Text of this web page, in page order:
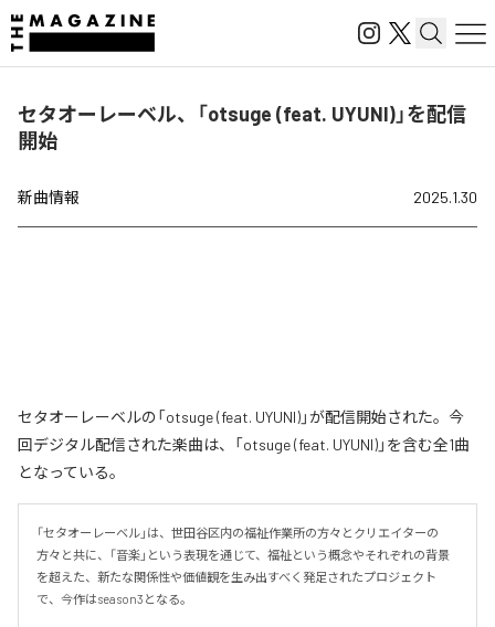
セタオーレーベル、「otsuge (feat. UYUNI)」を配信
開始
新曲情報 2025.1.30
セタオーレーベルの「otsuge (feat. UYUNI)」が配信開始された。今
回デジタル配信された楽曲は、「otsuge (feat. UYUNI)」を含む全1曲
となっている。
「セタオーレーベル」は、世田谷区内の福祉作業所の方々とクリエイターの
方々と共に、「音楽」という表現を通じて、福祉という概念やそれぞれの背景
を超えた、新たな関係性や価値観を生み出すべく発足されたプロジェクト
で、今作はseason3となる。